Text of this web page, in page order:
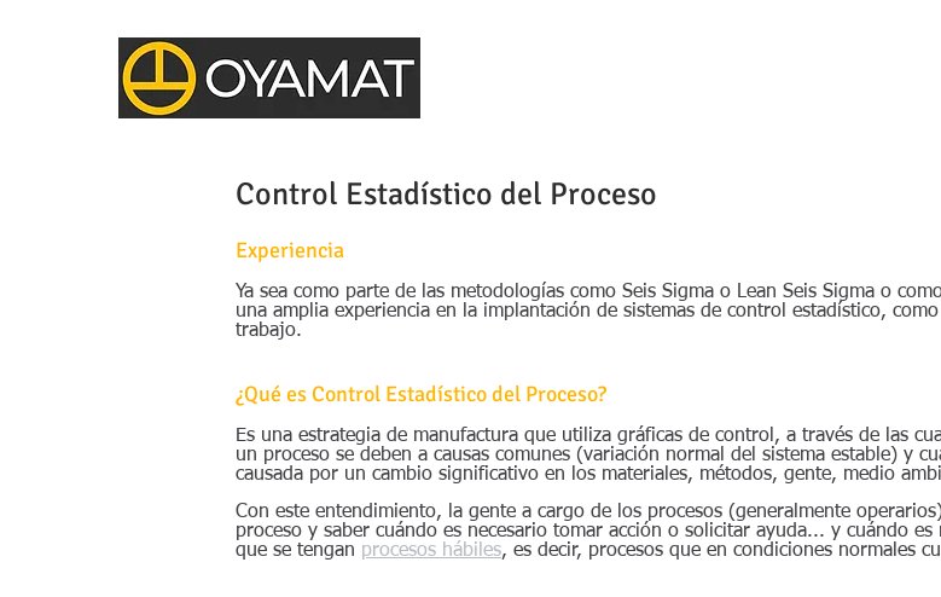
Control Estadístico del Proceso
Experiencia
Ya sea como parte de las metodologías como Seis Sigma o Lean Seis Sigma o
una amplia experiencia en la implantación de sistemas de control estadístico,
trabajo.
¿Qué es Control Estadístico del Proceso?
Es una estrategia de manufactura que utiliza gráficas de control, a través de las
un proceso se deben a causas comunes (variación normal del sistema estable) y
causada por un cambio significativo en los materiales, métodos, gente, medio
Con este entendimiento, la gente a cargo de los procesos (generalmente
proceso y saber cuándo es necesario tomar acción o solicitar ayuda... y cuándo
que se tengan procesos hábiles, es decir, procesos que en condiciones normales